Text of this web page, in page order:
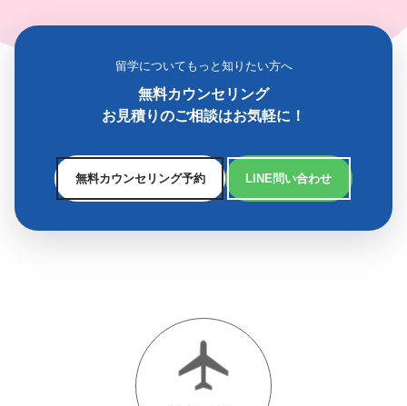
留学についてもっと知りたい方へ
無料カウンセリング
お見積りのご相談はお気軽に！
無料カウンセリング予約 LINE問い合わせ